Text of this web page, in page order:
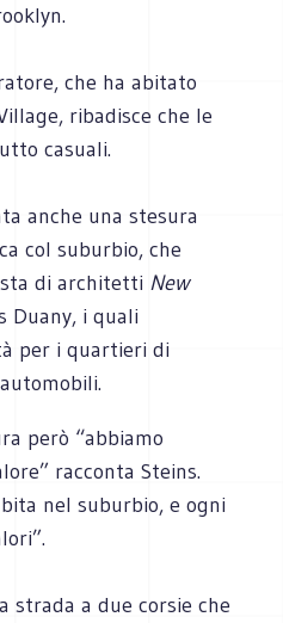
che ha abitato
ribadisce che le
casuali.
anche una stesura
col suburbio, che
di architetti New
Duany, i quali
per i quartieri di
però “abbiamo
racconta Steins.
nel suburbio, e ogni
a due corsie che